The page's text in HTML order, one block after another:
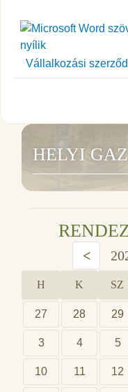
Vállalkozási
HELYI
<
H K SZ
27 28 29
3 4 5
10 11 12